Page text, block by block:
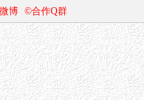
博 ©合作Q群